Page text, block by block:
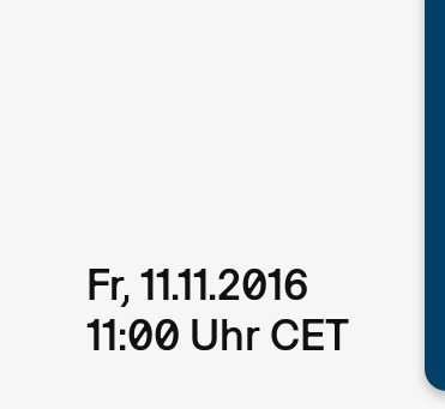
Fr, 11.11.2016
11:00 Uhr CET